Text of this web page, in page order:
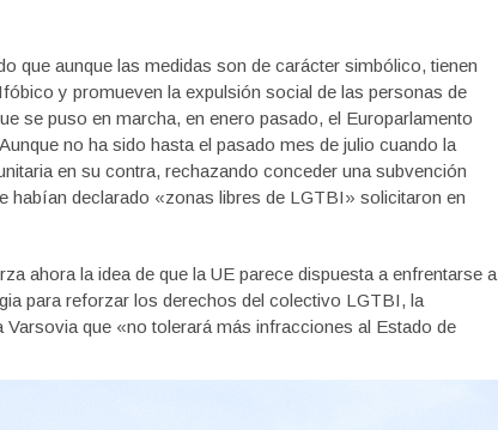
que aunque las medidas son de carácter simbólico, tienen
y promueven la expulsión social de las personas de
se puso en marcha, en enero pasado, el Europarlamento
no ha sido hasta el pasado mes de julio cuando la
en su contra, rechazando conceder una subvención
habían declarado «zonas libres de LGTBI» solicitaron en
ahora la idea de que la UE parece dispuesta a enfrentarse a
para reforzar los derechos del colectivo LGTBI, la
Varsovia que «no tolerará más infracciones al Estado de